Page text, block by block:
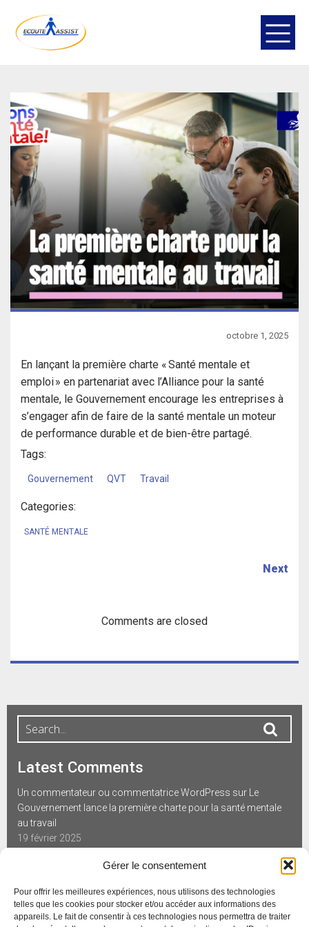
Gérer le consentement
Pour offrir les meilleures expériences, nous utilisons des technologies
telles que les cookies pour stocker et/ou accéder aux informations des
appareils. Le fait de consentir à ces technologies nous permettra de traiter
octobre 1, 2025
En lançant la première charte « Santé mentale et
emploi » en partenariat avec l’Alliance pour la santé
mentale, le Gouvernement encourage les entreprises à
s’engager afin de faire de la santé mentale un moteur
de performance durable et de bien-être partagé.
Tags:
Gouvernement QVT Travail
Categories:
SANTÉ MENTALE
Next
Comments are closed
Latest Comments
Un commentateur ou commentatrice WordPress sur Le
Gouvernement lance la première charte pour la santé mentale
au travail
19 février 2025
Latest Posts
Baromètre annuel de l’Observatoire de la Qualité de Vie au
Travail – 2ème édition